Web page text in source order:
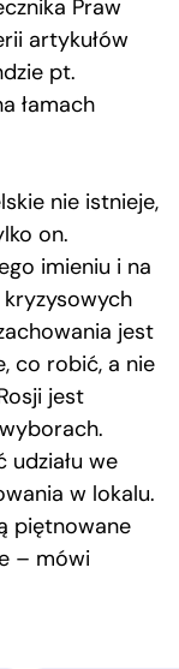
Praw
artykułów
pt.
łamach
nie istnieje,
on.
imieniu i na
jest
co robić, a nie
jest
udziału we
w lokalu.
piętnowane
– mówi